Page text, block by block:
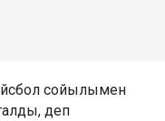
сойылымен
деп